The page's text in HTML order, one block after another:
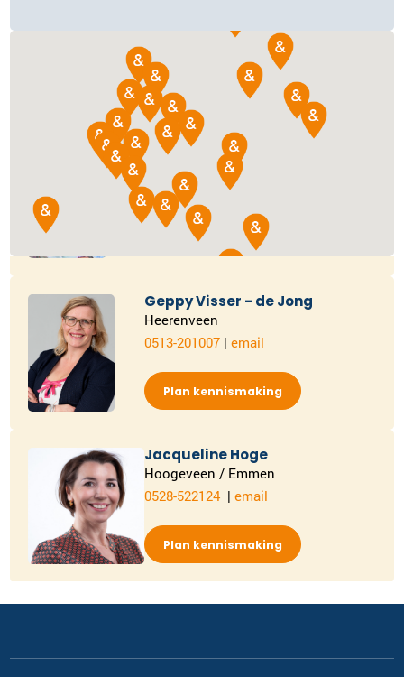
|email
Plan kennismaking
Ria van Vliet
Delft
015-2024878
|email
Plan kennismaking
Geppy Visser - de Jong
Heerenveen
0513-201007| email
Plan kennismaking
Jacqueline Hoge
Hoogeveen / Emmen
0528-522124 | email
Plan kennismaking